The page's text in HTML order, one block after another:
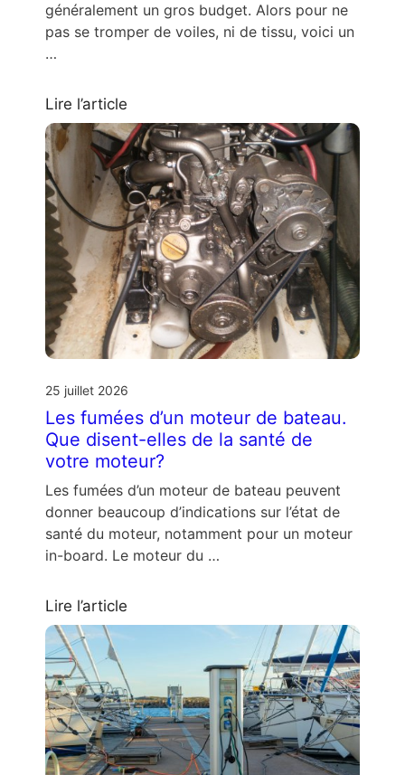
généralement un gros budget. Alors pour ne
pas se tromper de voiles, ni de tissu, voici un
…
Lire l’article
25 juillet 2026
Les fumées d’un moteur de bateau.
Que disent-elles de la santé de
votre moteur?
Les fumées d’un moteur de bateau peuvent
donner beaucoup d’indications sur l’état de
santé du moteur, notamment pour un moteur
in-board. Le moteur du …
Lire l’article